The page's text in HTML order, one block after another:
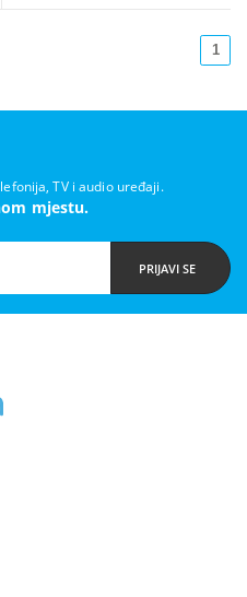
1
TV i audio uređaji.
mjestu.
PRIJAVI SE